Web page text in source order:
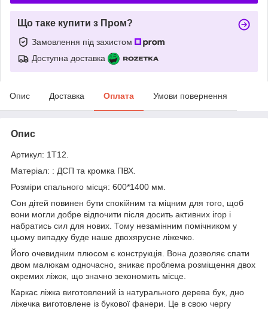
Що таке купити з Пром?
Замовлення під захистом
Доступна доставка
Опис Доставка Оплата Умови повернення
Опис
Артикул: 1Т12.
Матеріал: : ДСП та кромка ПВХ.
Розміри спального місця: 600*1400 мм.
Сон дітей повинен бути спокійним та міцним для того, щоб
вони могли добре відпочити після досить активних ігор і
набратись сил для нових. Тому незамінним помічником у
цьому випадку буде наше двохярусне ліжечко.
Його очевидним плюсом є конструкція. Вона дозволяє спати
двом малюкам одночасно, зникає проблема розміщення двох
окремих ліжок, що значно зекономить місце.
Каркас ліжка виготовлений із натурального дерева бук, дно
ліжечка виготовлене із букової фанери. Це в свою чергу